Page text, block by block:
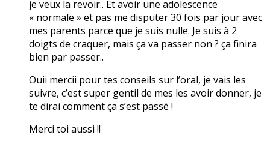
je veux la revoir.. Et avoir une adolescence
« normale » et pas me disputer 30 fois par jour avec
mes parents parce que je suis nulle. Je suis à 2
doigts de craquer, mais ça va passer non ? ça finira
bien par passer..
Ouii mercii pour tes conseils sur l’oral, je vais les
suivre, c’est super gentil de mes les avoir donner, je
te dirai comment ça s’est passé !
Merci toi aussi !!